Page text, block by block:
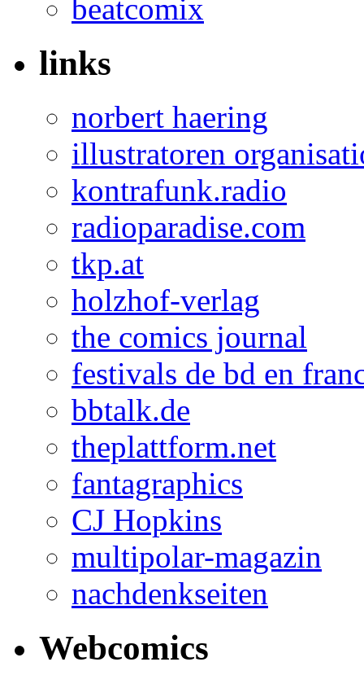
beatcomix
links
norbert haering
illustratoren
kontrafunk.radio
radioparadise.com
tkp.at
holzhof-verlag
the comics journal
festivals de bd en
bbtalk.de
theplattform.net
fantagraphics
CJ Hopkins
multipolar-magazin
nachdenkseiten
Webcomics